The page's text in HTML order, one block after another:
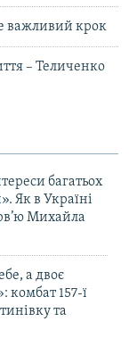
важливий крок
– Теличенко
багатьох
Як в Україні
Михайла
а двоє
комбат 157-ї
та